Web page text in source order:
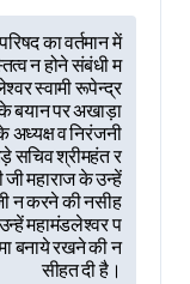
का वर्तमान में
न होने संबंधी म
स्वामी रूपेन्द्र
बयान पर अखाड़ा
अध्यक्ष व निरंजनी
सचिव श्रीमहंत र
जी महाराज के उन्हें
न करने की नसीह
महामंडलेश्वर प
बनाये रखने की न
सीहत दी है।